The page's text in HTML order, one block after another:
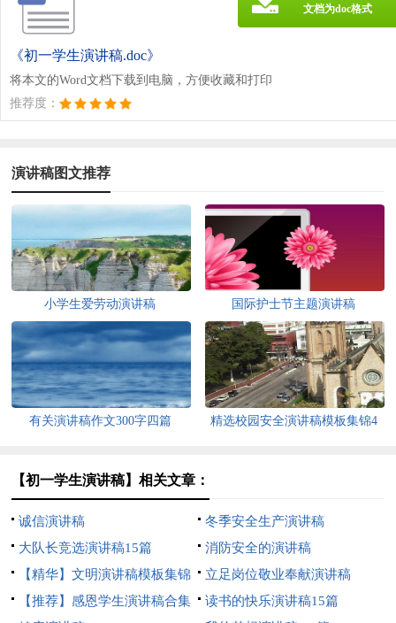
《初一学生演讲稿.doc》
将本文的Word文档下载到电脑，方便收藏和打印
推荐度：
文档为doc格式
演讲稿图文推荐
小学生爱劳动演讲稿 国际护士节主题演讲稿
有关演讲稿作文300字四篇
精选校园安全演讲稿模板集锦4
【初一学生演讲稿】相关文章：
诚信演讲稿
冬季安全生产演讲稿
大队长竞选演讲稿15篇
消防安全的演讲稿
【精华】文明演讲稿模板集锦
五篇
立足岗位敬业奉献演讲稿
【推荐】感恩学生演讲稿合集
读书的快乐演讲稿15篇